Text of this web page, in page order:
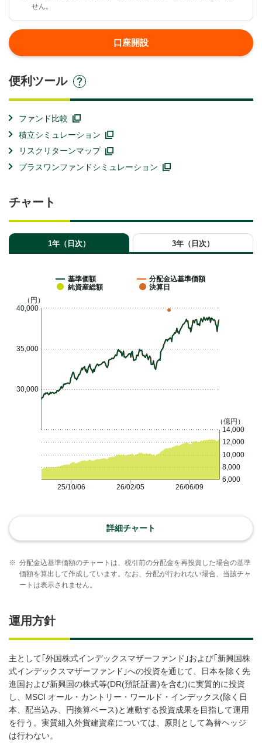
せん。
口座開設
便利ツール
ファンド比較
積立シミュレーション
リスクリターンマップ
プラスワンファンドシミュレーション
チャート
1年（日次） 3年（日次）
（円）
（億円）
基準価額
分配金込基準価額
純資産総額
決算日
30,000
35,000
40,000
6,000
12,000
8,000
10,000
14,000
25/10/06 26/02/05 26/06/09
詳細チャート
※ 分配金込基準価額のチャートは、税引前の分配金を再投資した場合の基準
価額を算出して作成しています。なお、分配が行われない場合、当該チャ
ートは表示されません。
運用方針
主として｢外国株式インデックスマザーファンド｣および｢新興国株
式インデックスマザーファンド｣への投資を通じて、日本を除く先
進国および新興国の株式等(DR(預託証書)を含む)に実質的に投資
し、MSCI オール・カントリー・ワールド・インデックス(除く日
本、配当込み、円換算ベース)と連動する投資成果を目指して運用
を行う。実質組入外貨建資産については、原則として為替ヘッジ
は行わない。